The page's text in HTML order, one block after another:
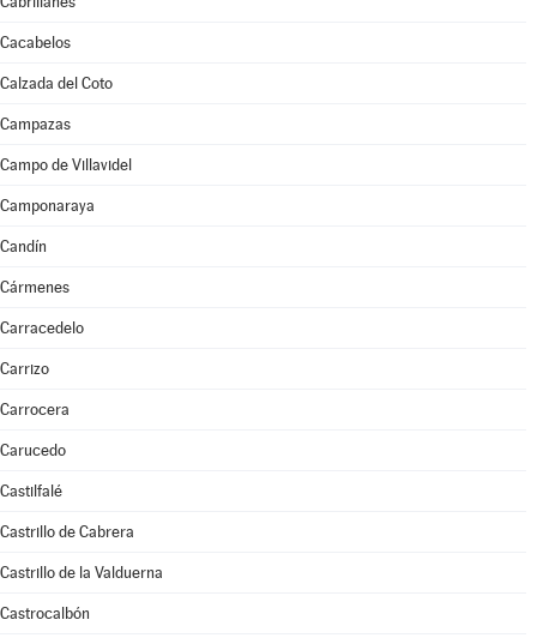
Cacabelos
Calzada del Coto
Campazas
Campo de Villavidel
Camponaraya
Candín
Cármenes
Carracedelo
Carrizo
Carrocera
Carucedo
Castilfalé
Castrillo de Cabrera
Castrillo de la Valduerna
Castrocalbón